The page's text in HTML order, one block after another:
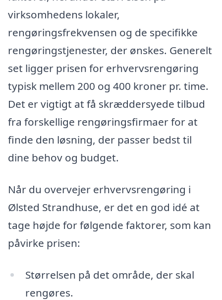
virksomhedens lokaler,
rengøringsfrekvensen og de specifikke
rengøringstjenester, der ønskes. Generelt
set ligger prisen for erhvervsrengøring
typisk mellem 200 og 400 kroner pr. time.
Det er vigtigt at få skræddersyede tilbud
fra forskellige rengøringsfirmaer for at
finde den løsning, der passer bedst til
dine behov og budget.
Når du overvejer erhvervsrengøring i
Ølsted Strandhuse, er det en god idé at
tage højde for følgende faktorer, som kan
påvirke prisen:
Størrelsen på det område, der skal
rengøres.